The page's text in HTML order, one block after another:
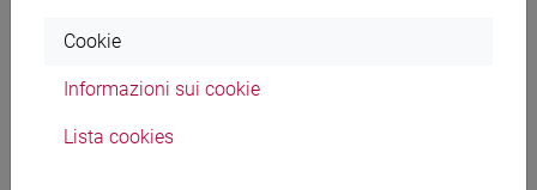
Docenti
Cookie
Informazioni sui cookie
Lista cookies